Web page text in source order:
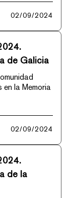
02/09/2024
de Galicia
la Memoria
02/09/2024
de la